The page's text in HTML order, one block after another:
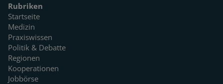
Rubriken
Startseite
Medizin
Praxiswissen
Politik & Debatte
Regionen
Kooperationen
Jobbörse